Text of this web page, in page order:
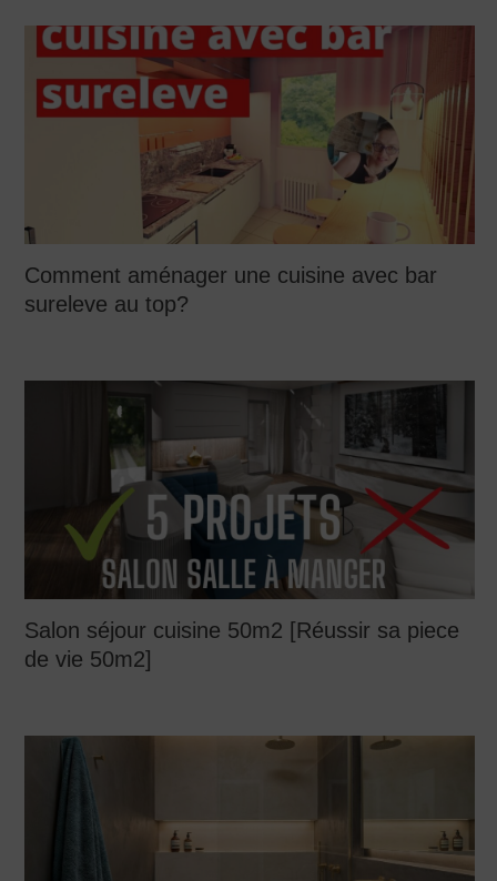
Comment aménager une cuisine avec bar
sureleve au top?
Salon séjour cuisine 50m2 [Réussir sa piece
de vie 50m2]